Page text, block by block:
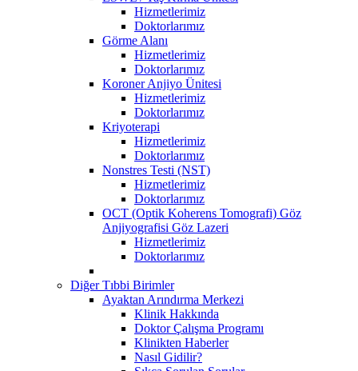
Hizmetlerimiz
Doktorlarımız
Görme Alanı
Hizmetlerimiz
Doktorlarımız
Koroner Anjiyo Ünitesi
Hizmetlerimiz
Doktorlarımız
Kriyoterapi
Hizmetlerimiz
Doktorlarımız
Nonstres Testi (NST)
Hizmetlerimiz
Doktorlarımız
OCT (Optik Koherens Tomografi) Göz
Anjiyografisi Göz Lazeri
Hizmetlerimiz
Doktorlarımız
Diğer Tıbbi Birimler
Ayaktan Arındırma Merkezi
Klinik Hakkında
Doktor Çalışma Programı
Klinikten Haberler
Nasıl Gidilir?